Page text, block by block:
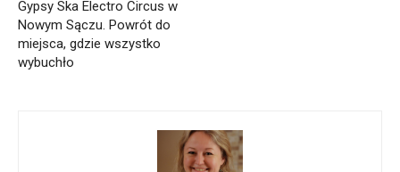
Gypsy Ska Electro Circus w
Nowym Sączu. Powrót do
miejsca, gdzie wszystko
wybuchło